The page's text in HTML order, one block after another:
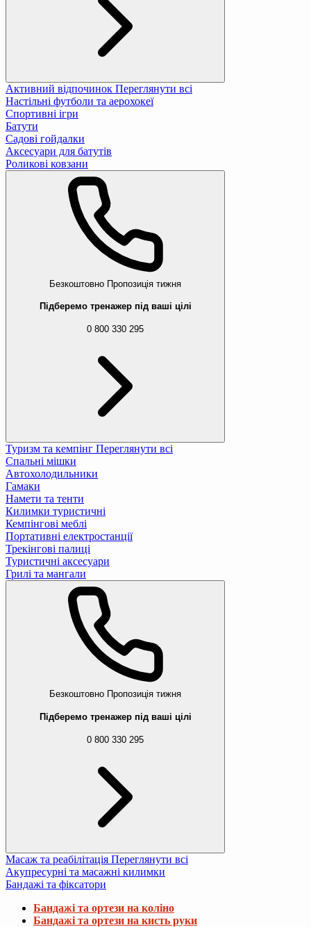
Активний відпочинок Переглянути всі
Настільні футболи та аерохокеї
Спортивні ігри
Батути
Садові гойдалки
Аксесуари для батутів
Роликові ковзани
Безкоштовно Пропозиція тижня
Підберемо тренажер під ваші цілі
0 800 330 295
Туризм та кемпінг Переглянути всі
Спальні мішки
Автохолодильники
Гамаки
Намети та тенти
Килимки туристичні
Кемпінгові меблі
Портативні електростанції
Трекінгові палиці
Туристичні аксесуари
Грилі та мангали
Безкоштовно Пропозиція тижня
Підберемо тренажер під ваші цілі
0 800 330 295
Масаж та реабілітація Переглянути всі
Акупресурні та масажні килимки
Бандажі та фіксатори
Бандажі та ортези на коліно
Бандажі та ортези на кисть руки